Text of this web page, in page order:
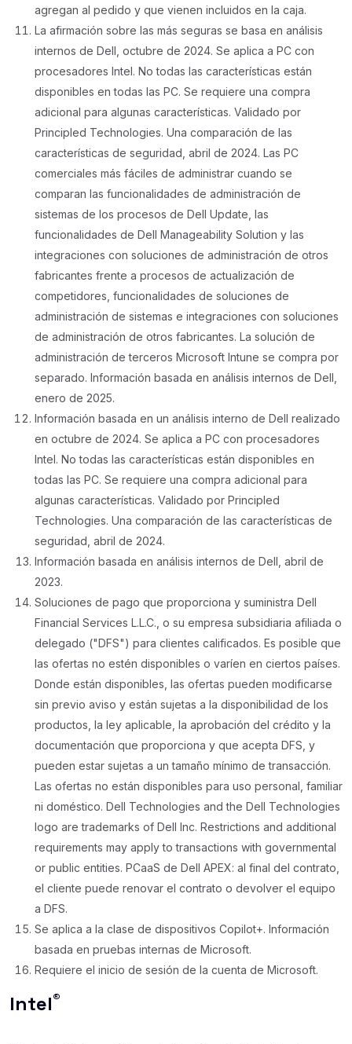
agregan al pedido y que vienen incluidos en la caja.
La afirmación sobre las más seguras se basa en análisis
internos de Dell, octubre de 2024. Se aplica a PC con
procesadores Intel. No todas las características están
disponibles en todas las PC. Se requiere una compra
adicional para algunas características. Validado por
Principled Technologies. Una comparación de las
características de seguridad, abril de 2024. Las PC
comerciales más fáciles de administrar cuando se
comparan las funcionalidades de administración de
sistemas de los procesos de Dell Update, las
funcionalidades de Dell Manageability Solution y las
integraciones con soluciones de administración de otros
fabricantes frente a procesos de actualización de
competidores, funcionalidades de soluciones de
administración de sistemas e integraciones con soluciones
de administración de otros fabricantes. La solución de
administración de terceros Microsoft Intune se compra por
separado. Información basada en análisis internos de Dell,
enero de 2025.
Información basada en un análisis interno de Dell realizado
en octubre de 2024. Se aplica a PC con procesadores
Intel. No todas las características están disponibles en
todas las PC. Se requiere una compra adicional para
algunas características. Validado por Principled
Technologies. Una comparación de las características de
seguridad, abril de 2024.
Información basada en análisis internos de Dell, abril de
2023.
Soluciones de pago que proporciona y suministra Dell
Financial Services L.L.C., o su empresa subsidiaria afiliada o
delegado ("DFS") para clientes calificados. Es posible que
las ofertas no estén disponibles o varíen en ciertos países.
Donde están disponibles, las ofertas pueden modificarse
sin previo aviso y están sujetas a la disponibilidad de los
productos, la ley aplicable, la aprobación del crédito y la
documentación que proporciona y que acepta DFS, y
pueden estar sujetas a un tamaño mínimo de transacción.
Las ofertas no están disponibles para uso personal, familiar
ni doméstico. Dell Technologies and the Dell Technologies
logo are trademarks of Dell Inc. Restrictions and additional
requirements may apply to transactions with governmental
or public entities. PCaaS de Dell APEX: al final del contrato,
el cliente puede renovar el contrato o devolver el equipo
a DFS.
Se aplica a la clase de dispositivos Copilot+. Información
basada en pruebas internas de Microsoft.
Requiere el inicio de sesión de la cuenta de Microsoft.
Intel®